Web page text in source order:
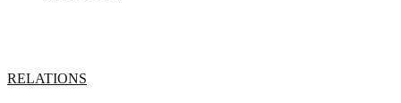
RELATIONS